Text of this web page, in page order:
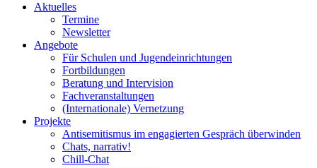
Aktuelles
Termine
Newsletter
Angebote
Für Schulen und Jugendeinrichtungen
Fortbildungen
Beratung und Intervision
Fachveranstaltungen
(Internationale) Vernetzung
Projekte
Antisemitismus im engagierten Gespräch überwinden
Chats, narrativ!
Chill-Chat